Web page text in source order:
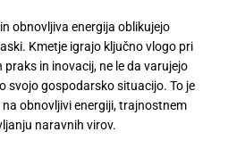
obnovljiva energija oblikujejo
Kmetje igrajo ključno vlogo pri
in inovacij, ne le da varujejo
svojo gospodarsko situacijo. To je
obnovljivi energiji, trajnostnem
naravnih virov.